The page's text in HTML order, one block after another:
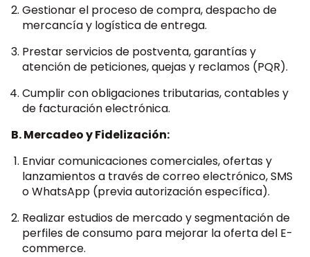
Gestionar el proceso de compra, despacho de
mercancía y logística de entrega.
Prestar servicios de postventa, garantías y
atención de peticiones, quejas y reclamos (PQR).
Cumplir con obligaciones tributarias, contables y
de facturación electrónica.
B. Mercadeo y Fidelización:
Enviar comunicaciones comerciales, ofertas y
lanzamientos a través de correo electrónico, SMS
o WhatsApp (previa autorización específica).
Realizar estudios de mercado y segmentación de
perfiles de consumo para mejorar la oferta del E-
commerce.